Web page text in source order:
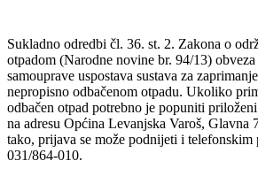
Sukladno odredbi čl. 36. st. 2. Zakona o
otpadom (Narodne novine br. 94/13)
samouprave uspostava sustava za
nepropisno odbačenom otpadu. Ukoliko
odbačen otpad potrebno je popuniti
na adresu Općina Levanjska Varoš, Glavna
tako, prijava se može podnijeti i telefonskim
031/864-010.